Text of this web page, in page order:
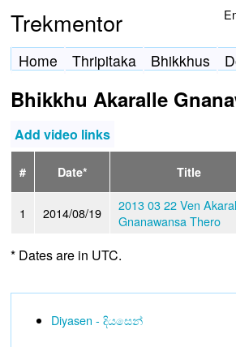
Trekmentor
Home Thripitaka Bhikkhus
Bhikkhu Akaralle
Add video links
# Date* Title
1 2014/08/19
2013 03 22 Ven
Gnanawansa Thero
* Dates are in UTC.
Diyasen - දියසෙන්